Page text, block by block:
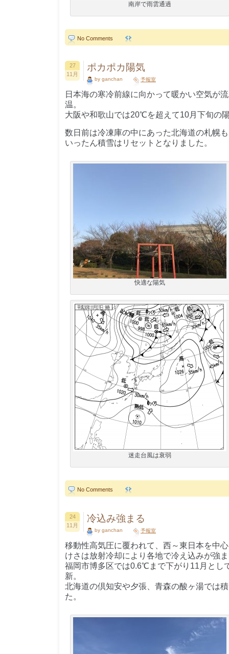
南岸で雨雲通過
No Comments
27
11月
ポカポカ陽気
by ganchan 予報室
日本海の寒冷前線に向かって暖かい空気が
温。
大阪や和歌山では20℃を超えて10月下旬の
数日前は冷凍庫の中にあった北海道の札幌
いったん積雪はリセットとなりました。
快適な陽気
迷走台風は衰弱
No Comments
24
11月
冷込み強まる
by ganchan 予報室
移動性高気圧に覆われて、西～東日本を中
けさは放射冷却により各地で冷え込みが強
福岡市博多区では0.6℃まで下がり11月とし
新。
北海道の倶知安や夕張、青森の酸ヶ湯では
た。